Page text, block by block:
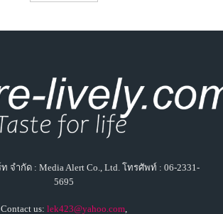
จำกัด : Media Alert Co., Ltd. โทรศัพท์ : 06-2331-
5695
Contact us: lek423@yahoo.com,